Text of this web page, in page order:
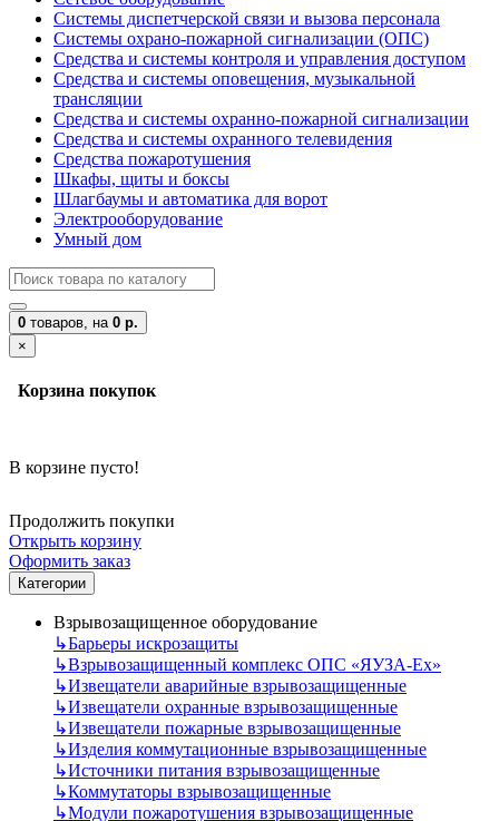
Системы диспетчерской связи и вызова персонала
Системы охрано-пожарной сигнализации (ОПС)
Средства и системы контроля и управления доступом
Средства и системы оповещения, музыкальной
трансляции
Средства и системы охранно-пожарной сигнализации
Средства и системы охранного телевидения
Средства пожаротушения
Шкафы, щиты и боксы
Шлагбаумы и автоматика для ворот
Электрооборудование
Умный дом
0 товаров, на 0 р.
×
Корзина покупок
В корзине пусто!
Продолжить покупки
Открыть корзину
Оформить заказ
Категории
Взрывозащищенное оборудование
↳Барьеры искрозащиты
↳Взрывозащищенный комплекс ОПС «ЯУЗА-Ех»
↳Извещатели аварийные взрывозащищенные
↳Извещатели охранные взрывозащищенные
↳Извещатели пожарные взрывозащищенные
↳Изделия коммутационные взрывозащищенные
↳Источники питания взрывозащищенные
↳Коммутаторы взрывозащищенные
↳Модули пожаротушения взрывозащищенные